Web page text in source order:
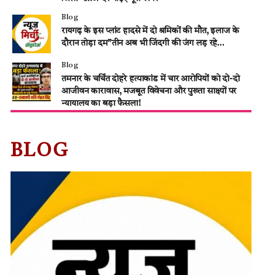
Blog
रायगढ़ के इस प्लांट हादसे में दो श्रमिकों की मौत, इलाज के
दौरान तोड़ा दम”तीन अब भी जिंदगी की जंग लड़ रहे…
Blog
तमनार के चर्चित दोहरे हत्याकांड में चार आरोपियों को दो-दो
आजीवन कारावास, मजबूत विवेचना और पुख्ता साक्ष्यों पर
न्यायालय का बड़ा फैसला!
BLOG